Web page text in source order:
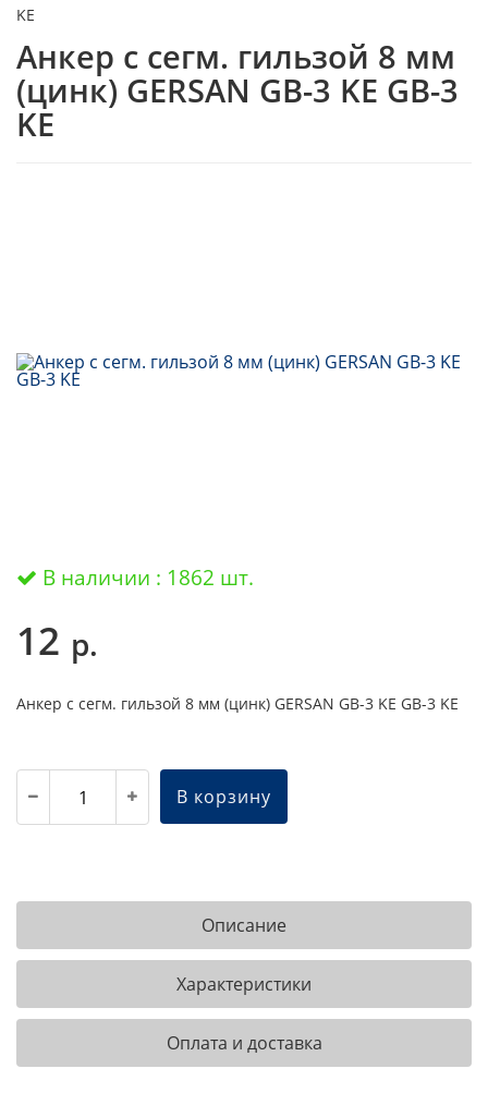
KE
Анкер с сегм. гильзой 8 мм
(цинк) GERSAN GB-3 KE GB-3
KE
В наличии : 1862 шт.
12 р.
Анкер с сегм. гильзой 8 мм (цинк) GERSAN GB-3 KE GB-3 KE
В корзину
Описание
Характеристики
Оплата и доставка